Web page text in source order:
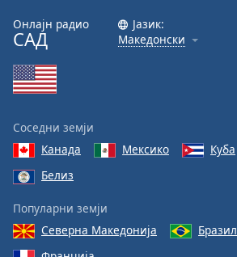
Онлајн радио
САД
Јазик:
Македонски
Соседни земји
Канада
Мексико Куба
Белиз
Популарни земји
Северна Македонија
Бразил